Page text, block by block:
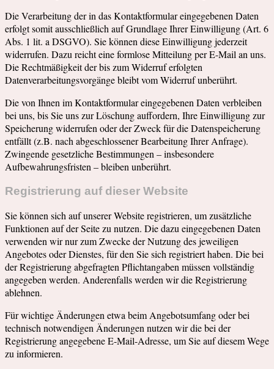
Die Verarbeitung der in das Kontaktformular eingegebenen Daten
erfolgt somit ausschließlich auf Grundlage Ihrer Einwilligung (Art. 6
Abs. 1 lit. a DSGVO). Sie können diese Einwilligung jederzeit
widerrufen. Dazu reicht eine formlose Mitteilung per E-Mail an uns.
Die Rechtmäßigkeit der bis zum Widerruf erfolgten
Datenverarbeitungsvorgänge bleibt vom Widerruf unberührt.
Die von Ihnen im Kontaktformular eingegebenen Daten verbleiben
bei uns, bis Sie uns zur Löschung auffordern, Ihre Einwilligung zur
Speicherung widerrufen oder der Zweck für die Datenspeicherung
entfällt (z.B. nach abgeschlossener Bearbeitung Ihrer Anfrage).
Zwingende gesetzliche Bestimmungen – insbesondere
Aufbewahrungsfristen – bleiben unberührt.
Registrierung auf dieser Website
Sie können sich auf unserer Website registrieren, um zusätzliche
Funktionen auf der Seite zu nutzen. Die dazu eingegebenen Daten
verwenden wir nur zum Zwecke der Nutzung des jeweiligen
Angebotes oder Dienstes, für den Sie sich registriert haben. Die bei
der Registrierung abgefragten Pflichtangaben müssen vollständig
angegeben werden. Anderenfalls werden wir die Registrierung
ablehnen.
Für wichtige Änderungen etwa beim Angebotsumfang oder bei
technisch notwendigen Änderungen nutzen wir die bei der
Registrierung angegebene E-Mail-Adresse, um Sie auf diesem Wege
zu informieren.